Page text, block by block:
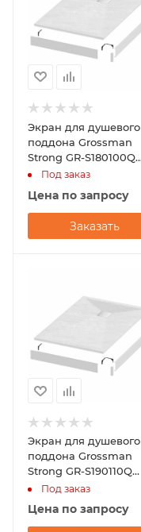
Экран для душевого
поддона Grossman
Strong GR-S180100Q
(80х100)
Под заказ
Цена по запросу
Заказать
Экран для душевого
поддона Grossman
Strong GR-S190110Q
(90х110)
Под заказ
Цена по запросу